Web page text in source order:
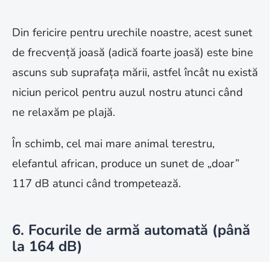
Din fericire pentru urechile noastre, acest sunet
de frecvență joasă (adică foarte joasă) este bine
ascuns sub suprafața mării, astfel încât nu există
niciun pericol pentru auzul nostru atunci când
ne relaxăm pe plajă.
În schimb, cel mai mare animal terestru,
elefantul african, produce un sunet de „doar”
117 dB atunci când trompetează.
6. Focurile de armă automată (până
la 164 dB)